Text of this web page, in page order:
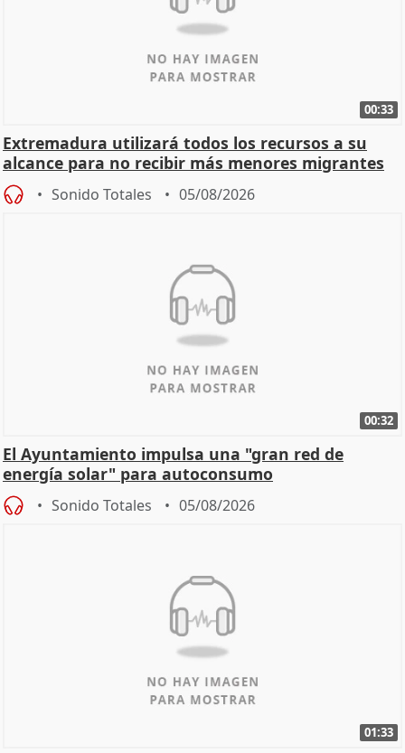
00:33
Extremadura utilizará todos los recursos a su
alcance para no recibir más menores migrantes
Sonido Totales 05/08/2026
00:32
El Ayuntamiento impulsa una "gran red de
energía solar" para autoconsumo
Sonido Totales 05/08/2026
01:33